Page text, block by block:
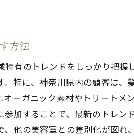
トレンドを意識
スタイルポート
オリジナリティ
顧客に響くスタ
方法
有のトレンドをしっかり把
特に、神奈川県内の顧客は
ーガニック素材やトリート
加することで、最新のトレ
他の美容室との差別化が図れ